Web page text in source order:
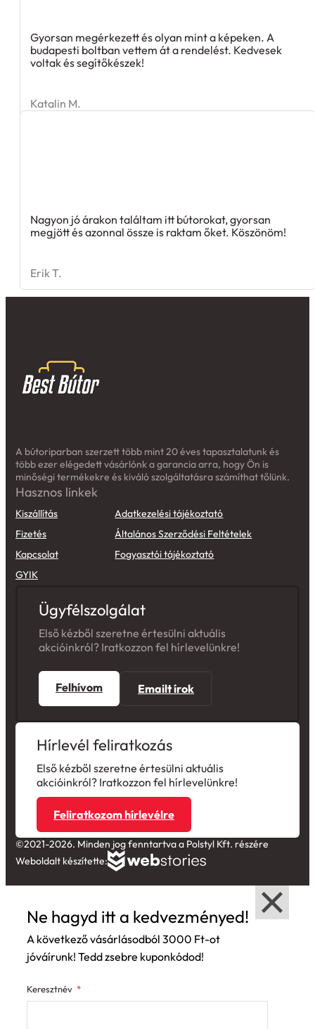
Gyorsan megérkezett és olyan mint a képeken. A
budapesti boltban vettem át a rendelést. Kedvesek
voltak és segítőkészek!
Katalin M.
Nagyon jó árakon találtam itt bútorokat, gyorsan
megjött és azonnal össze is raktam őket. Köszönöm!
Erik T.
A bútoriparban szerzett több mint 20 éves tapasztalatunk és
több ezer elégedett vásárlónk a garancia arra, hogy Ön is
minőségi termékekre és kiváló szolgáltatásra számíthat tőlünk.
Hasznos linkek
Kiszállítás
Fizetés
Kapcsolat
GYIK
Adatkezelési tájékoztató
Általános Szerződési Feltételek
Fogyasztói tájékoztató
Ügyfélszolgálat
Első kézből szeretne értesülni aktuális
akcióinkról? Iratkozzon fel hírlevelünkre!
Felhívom Emailt írok
Hírlevél feliratkozás
Első kézből szeretne értesülni aktuális
akcióinkról? Iratkozzon fel hírlevelünkre!
Feliratkozom hírlevélre
©2021-2026. Minden jog fenntartva a Polstyl Kft. részére
Weboldalt készítette:
Ne hagyd itt a kedvezményed!
A következő vásárlásodból 3000 Ft-ot
jóváírunk! Tedd zsebre kuponkódod!
Keresztnév